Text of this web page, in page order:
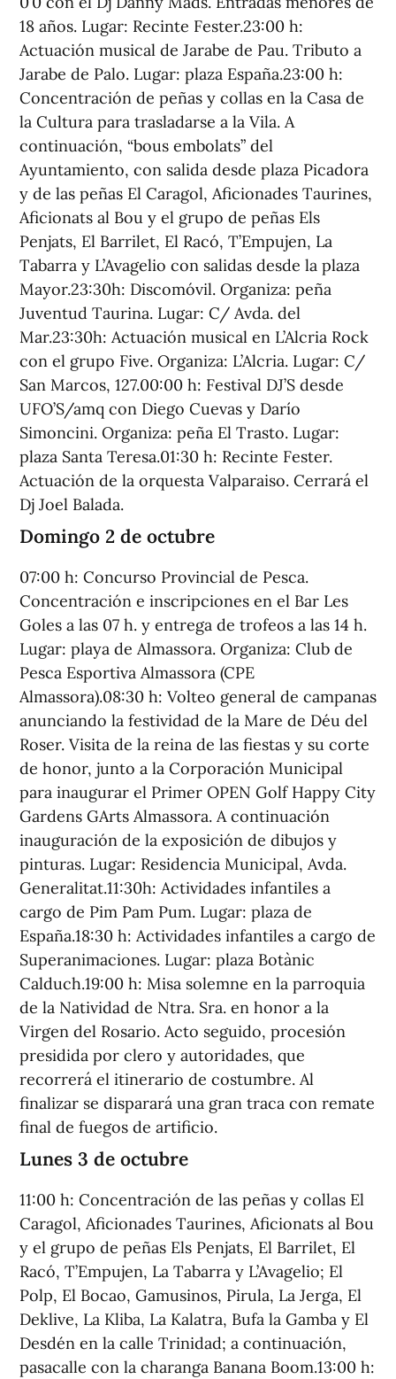
18 años. Lugar: Recinte Fester.23:00 h:
Actuación musical de Jarabe de Pau. Tributo a
Jarabe de Palo. Lugar: plaza España.23:00 h:
Concentración de peñas y collas en la Casa de
la Cultura para trasladarse a la Vila. A
continuación, “bous embolats” del
Ayuntamiento, con salida desde plaza Picadora
y de las peñas El Caragol, Aficionades Taurines,
Aficionats al Bou y el grupo de peñas Els
Penjats, El Barrilet, El Racó, T’Empujen, La
Tabarra y L’Avagelio con salidas desde la plaza
Mayor.23:30h: Discomóvil. Organiza: peña
Juventud Taurina. Lugar: C/ Avda. del
Mar.23:30h: Actuación musical en L’Alcria Rock
con el grupo Five. Organiza: L’Alcria. Lugar: C/
San Marcos, 127.00:00 h: Festival DJ’S desde
UFO’S/amq con Diego Cuevas y Darío
Simoncini. Organiza: peña El Trasto. Lugar:
plaza Santa Teresa.01:30 h: Recinte Fester.
Actuación de la orquesta Valparaiso. Cerrará el
Dj Joel Balada.
Domingo 2 de octubre
07:00 h: Concurso Provincial de Pesca.
Concentración e inscripciones en el Bar Les
Goles a las 07 h. y entrega de trofeos a las 14 h.
Lugar: playa de Almassora. Organiza: Club de
Pesca Esportiva Almassora (CPE
Almassora).08:30 h: Volteo general de campanas
anunciando la festividad de la Mare de Déu del
Roser. Visita de la reina de las fiestas y su corte
de honor, junto a la Corporación Municipal
para inaugurar el Primer OPEN Golf Happy City
Gardens GArts Almassora. A continuación
inauguración de la exposición de dibujos y
pinturas. Lugar: Residencia Municipal, Avda.
Generalitat.11:30h: Actividades infantiles a
cargo de Pim Pam Pum. Lugar: plaza de
España.18:30 h: Actividades infantiles a cargo de
Superanimaciones. Lugar: plaza Botànic
Calduch.19:00 h: Misa solemne en la parroquia
de la Natividad de Ntra. Sra. en honor a la
Virgen del Rosario. Acto seguido, procesión
presidida por clero y autoridades, que
recorrerá el itinerario de costumbre. Al
finalizar se disparará una gran traca con remate
final de fuegos de artificio.
Lunes 3 de octubre
11:00 h: Concentración de las peñas y collas El
Caragol, Aficionades Taurines, Aficionats al Bou
y el grupo de peñas Els Penjats, El Barrilet, El
Racó, T’Empujen, La Tabarra y L’Avagelio; El
Polp, El Bocao, Gamusinos, Pirula, La Jerga, El
Deklive, La Kliba, La Kalatra, Bufa la Gamba y El
Desdén en la calle Trinidad; a continuación,
pasacalle con la charanga Banana Boom.13:00 h: